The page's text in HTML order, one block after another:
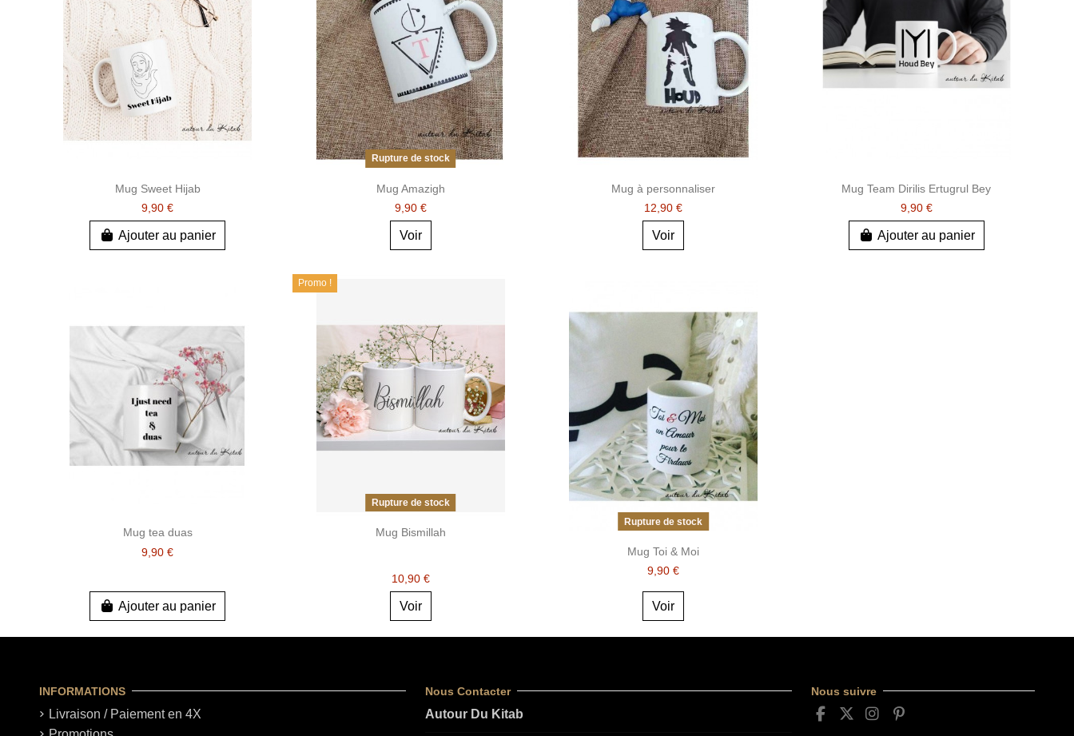
Mug Sweet Hijab
9,90 €
Ajouter au panier
Rupture de stock
Mug Amazigh
9,90 €
Voir
Mug à personnaliser
12,90 €
Voir
Mug Team Dirilis Ertugrul Bey
9,90 €
Ajouter au panier
Mug tea duas
9,90 €
Ajouter au panier
Promo !
Rupture de stock
Mug Bismillah
10,90 €
Voir
Rupture de stock
Mug Toi & Moi
9,90 €
Voir
INFORMATIONS
Livraison / Paiement en 4X
Nous Contacter
Autour Du Kitab
Nous suivre